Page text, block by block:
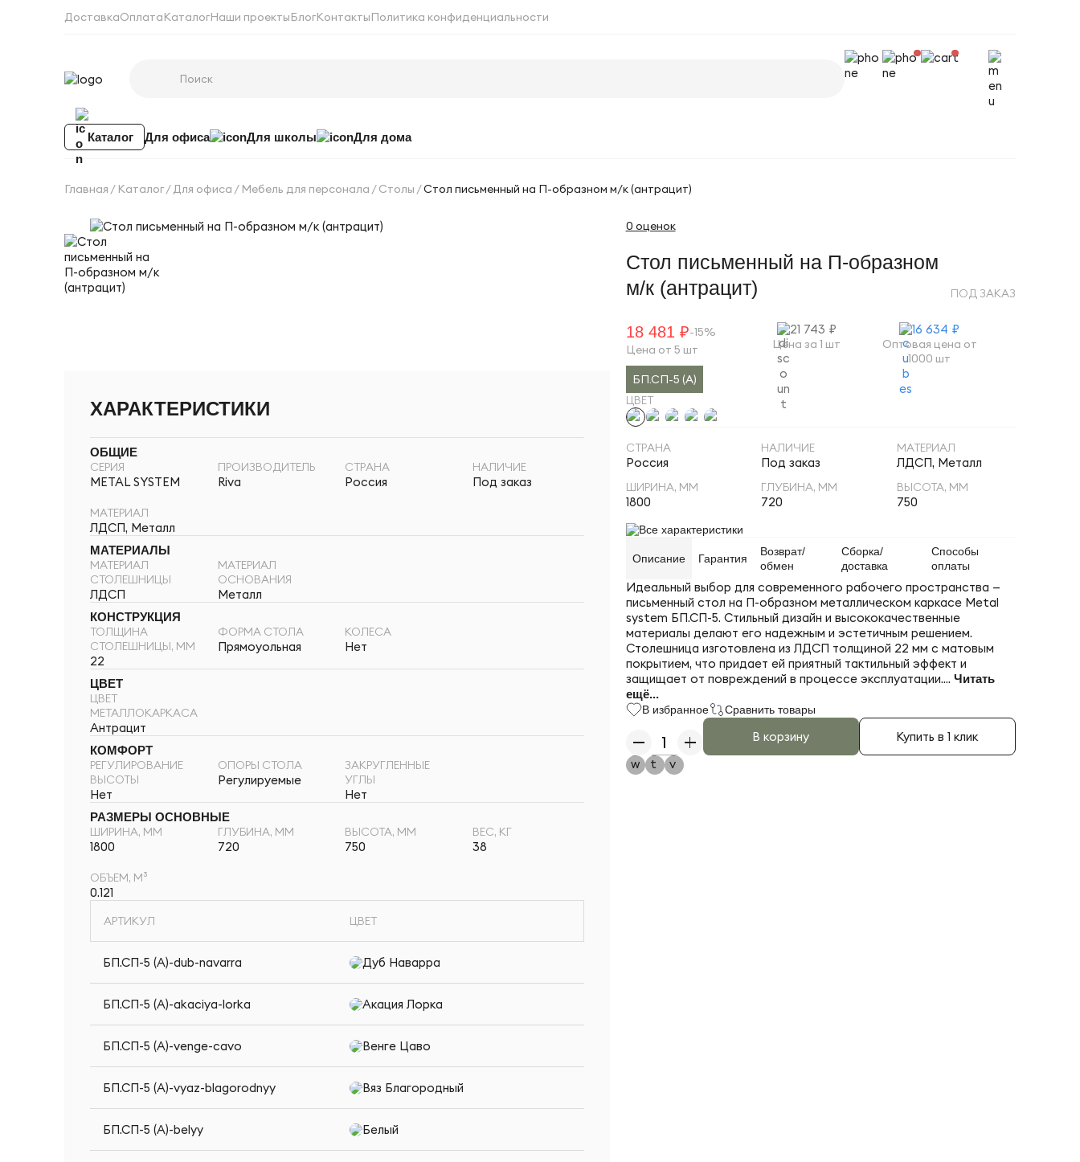
ДоставкаОплатаКаталогНаши проектыБлогКонтактыПолитика конфиденциальности
Каталог Для офиса Для школы Для дома
Главная Каталог Для офиса Мебель для персонала Столы Стол письменный на П-образном м/к (антрацит)
ХАРАКТЕРИСТИКИ
ОБЩИЕ
СЕРИЯ
METAL SYSTEM
ПРОИЗВОДИТЕЛЬ
Riva
СТРАНА
Россия
НАЛИЧИЕ
Под заказ
МАТЕРИАЛ
ЛДСП, Металл
МАТЕРИАЛЫ
МАТЕРИАЛ
СТОЛЕШНИЦЫ
ЛДСП
МАТЕРИАЛ
ОСНОВАНИЯ
Металл
КОНСТРУКЦИЯ
ТОЛЩИНА
СТОЛЕШНИЦЫ, ММ
22
ФОРМА СТОЛА
Прямоуольная
КОЛЕСА
Нет
ЦВЕТ
ЦВЕТ
МЕТАЛЛОКАРКАСА
Антрацит
КОМФОРТ
РЕГУЛИРОВАНИЕ
ВЫСОТЫ
Нет
ОПОРЫ СТОЛА
Регулируемые
ЗАКРУГЛЕННЫЕ
УГЛЫ
Нет
РАЗМЕРЫ ОСНОВНЫЕ
ШИРИНА, ММ
1800
ГЛУБИНА, ММ
720
ВЫСОТА, ММ
750
ВЕС, КГ
38
ОБЪЕМ, М³
0.121
АРТИКУЛ ЦВЕТ
БП.СП-5 (A)-dub-navarra Дуб Наварра
БП.СП-5 (A)-akaciya-lorka Акация Лорка
БП.СП-5 (A)-venge-cavo Венге Цаво
БП.СП-5 (A)-vyaz-blagorodnyy Вяз Благородный
БП.СП-5 (A)-belyy Белый
0 оценок
Стол письменный на П-образном
м/к (антрацит)
ПОД ЗАКАЗ
18 481 ₽-15%
Цена от 5 шт
21 743 ₽
Цена за 1 шт
16 634 ₽
Оптовая цена от
1000 шт
БП.СП-5 (A)
ЦВЕТ
СТРАНА
Россия
НАЛИЧИЕ
Под заказ
МАТЕРИАЛ
ЛДСП, Металл
ШИРИНА, ММ
1800
ГЛУБИНА, ММ
720
ВЫСОТА, ММ
750
Все характеристики
Описание Гарантия
Возврат/
обмен
Сборка/
доставка
Способы
оплаты
Идеальный выбор для современного рабочего пространства —
письменный стол на П-образном металлическом каркасе Metal
system БП.СП-5. Стильный дизайн и высококачественные
материалы делают его надежным и эстетичным решением.
Столешница изготовлена из ЛДСП толщиной 22 мм с матовым
покрытием, что придает ей приятный тактильный эффект и
защищает от повреждений в процессе эксплуатации.... Читать
ещё...
В избранное Сравнить товары
В корзину Купить в 1 клик